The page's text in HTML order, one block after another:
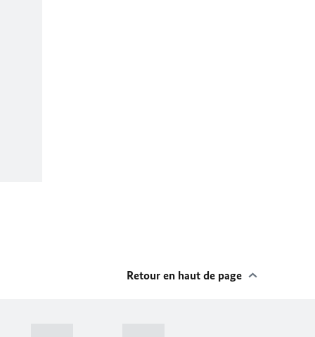
Retour en haut de page